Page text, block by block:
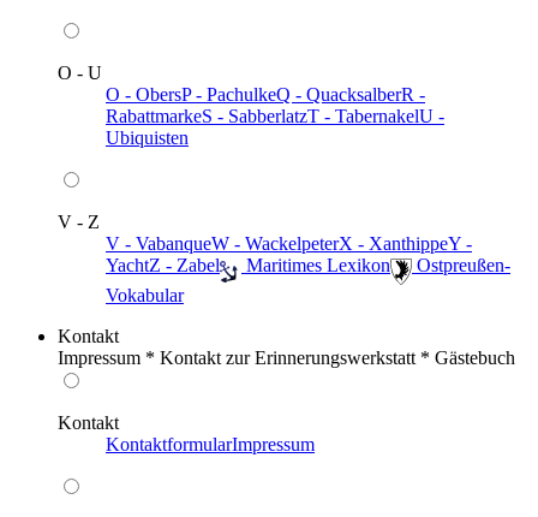
O - U
O - ObersP - PachulkeQ - QuacksalberR -
RabattmarkeS - SabberlatzT - TabernakelU -
Ubiquisten
V - Z
V - VabanqueW - WackelpeterX - XanthippeY -
YachtZ - Zabel ️ Maritimes Lexikon
️ Ostpreußen-
Vokabular
Kontakt
Impressum * Kontakt zur Erinnerungswerkstatt * Gästebuch
Kontakt
KontaktformularImpressum